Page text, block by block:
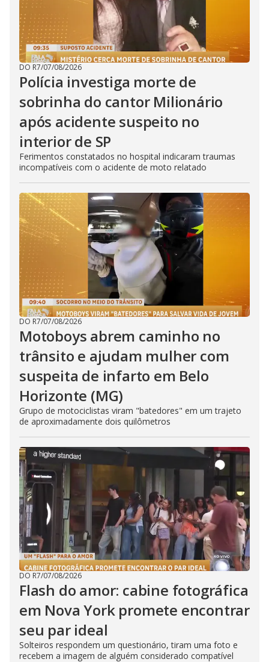
DO R7/07/08/2026
Polícia investiga morte de
sobrinha do cantor Milionário
após acidente suspeito no
interior de SP
Ferimentos constatados no hospital indicaram traumas
incompatíveis com o acidente de moto relatado
DO R7/07/08/2026
Motoboys abrem caminho no
trânsito e ajudam mulher com
suspeita de infarto em Belo
Horizonte (MG)
Grupo de motociclistas viram "batedores" em um trajeto
de aproximadamente dois quilômetros
DO R7/07/08/2026
Flash do amor: cabine fotográfica
em Nova York promete encontrar
seu par ideal
Solteiros respondem um questionário, tiram uma foto e
recebem a imagem de alguém considerado compatível